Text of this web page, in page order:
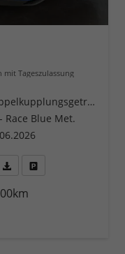
mit Tageszulassung
Doppelkupplungsgetriebe (DSG)
Race Blue Met.
PDF-Datei, Fahrzeugexposé